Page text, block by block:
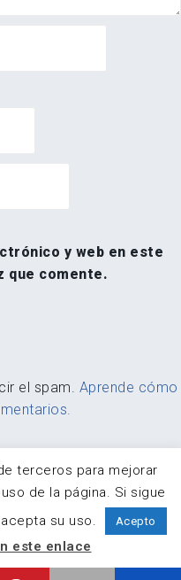
y web en este
que comente.
el spam. Aprende cómo
Suscribir boletín
terceros para mejorar
de la página. Si sigue
su uso.
Acepto
este enlace